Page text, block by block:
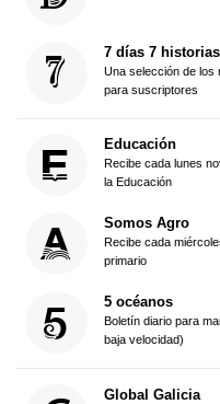
7 días 7 historias
Una selección de los
para suscriptores
Educación
Recibe cada lunes
la Educación
Somos Agro
Recibe cada
primario
5 océanos
Boletín diario para
baja velocidad)
Global Galicia